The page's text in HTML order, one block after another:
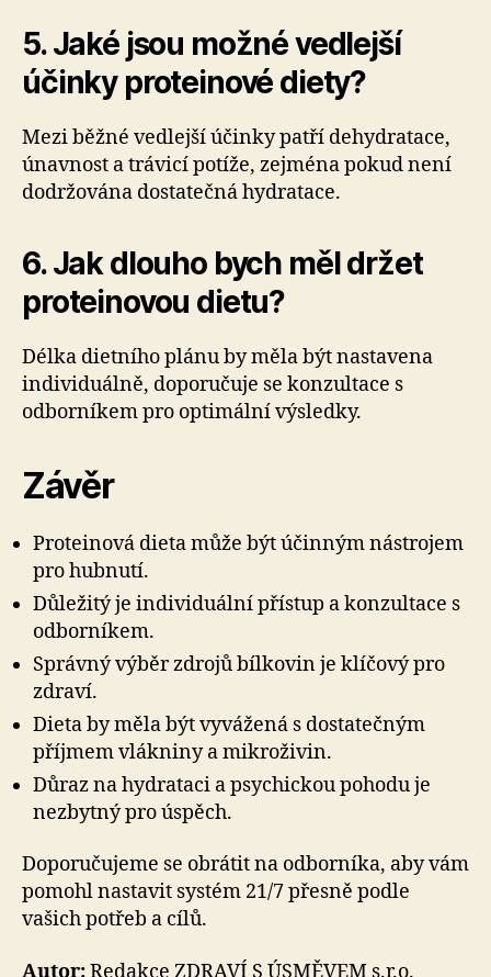
5. Jaké jsou možné vedlejší
účinky proteinové diety?
Mezi běžné vedlejší účinky patří dehydratace,
únavnost a trávicí potíže, zejména pokud není
dodržována dostatečná hydratace.
6. Jak dlouho bych měl držet
proteinovou dietu?
Délka dietního plánu by měla být nastavena
individuálně, doporučuje se konzultace s
odborníkem pro optimální výsledky.
Závěr
Proteinová dieta může být účinným nástrojem
pro hubnutí.
Důležitý je individuální přístup a konzultace s
odborníkem.
Správný výběr zdrojů bílkovin je klíčový pro
zdraví.
Dieta by měla být vyvážená s dostatečným
příjmem vlákniny a mikroživin.
Důraz na hydrataci a psychickou pohodu je
nezbytný pro úspěch.
Doporučujeme se obrátit na odborníka, aby vám
pomohl nastavit systém 21/7 přesně podle
vašich potřeb a cílů.
Autor:Redakce ZDRAVÍ S ÚSMĚVEM s.r.o.